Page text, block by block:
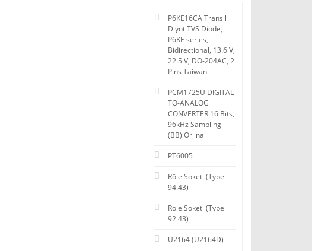
P6KE16CA Transil
Diyot TVS Diode,
P6KE series,
Bidirectional, 13.6 V,
22.5 V, DO-204AC, 2
Pins Taiwan
PCM1725U DIGITAL-
TO-ANALOG
CONVERTER 16 Bits,
96kHz Sampling
(BB) Orjinal
PT6005
Röle Soketi (Type
94.43)
Röle Soketi (Type
92.43)
U2164 (U2164D)